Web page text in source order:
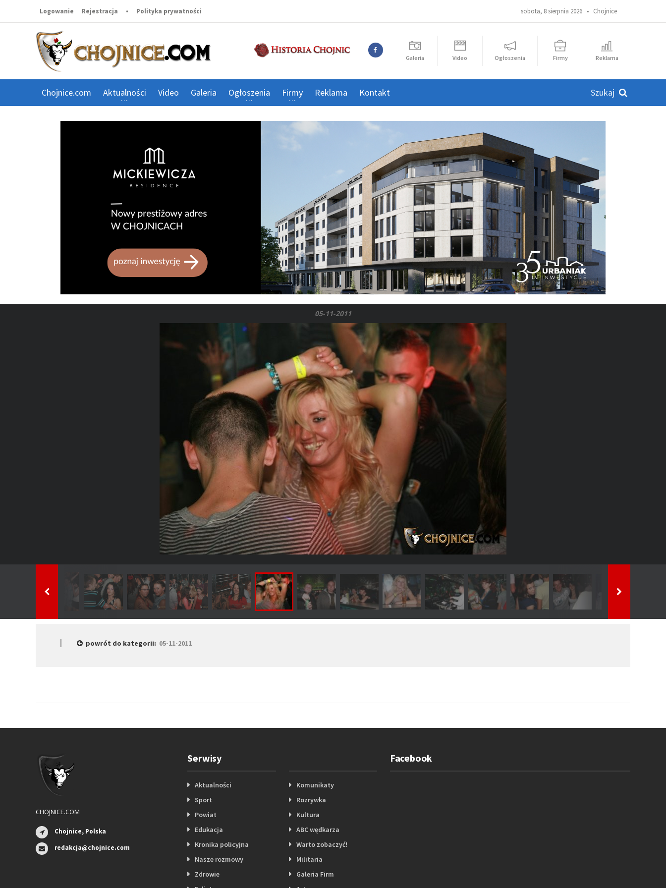
sobota, 8 sierpnia 2026 • Chojnice
Logowanie Rejestracja • Polityka prywatności
Galeria Video Ogłoszenia Firmy Reklama
Chojnice.com Aktualności Video Galeria Ogłoszenia Firmy Reklama Kontakt
05-11-2011
powrót do kategorii: 05-11-2011
CHOJNICE.COM
Chojnice, Polska
redakcja@chojnice.com
Serwisy
Aktualności
Sport
Powiat
Edukacja
Kronika policyjna
Nasze rozmowy
Zdrowie
Komunikaty
Rozrywka
Kultura
ABC wędkarza
Warto zobaczyć!
Militaria
Galeria Firm
Facebook